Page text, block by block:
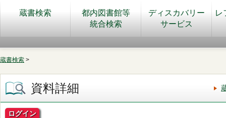
蔵書検索
都内図書館等
統合検索
ディスカバリー
サービス
レ
蔵書検索 >
資料詳細
ログイン